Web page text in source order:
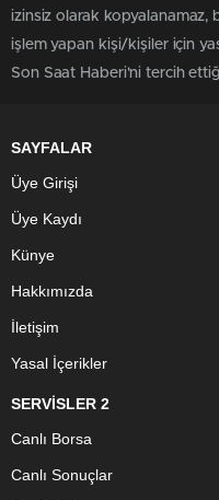
izinsiz olarak kopyalanamaz,
işlem yapan kişi/kişiler için
Son Saat Haberi'ni tercih
SAYFALAR
Üye Girişi
Üye Kaydı
Künye
Hakkımızda
İletişim
Yasal İçerikler
SERVİSLER 2
Canlı Borsa
Canlı Sonuçlar